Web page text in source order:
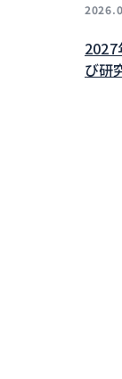
2027
び研